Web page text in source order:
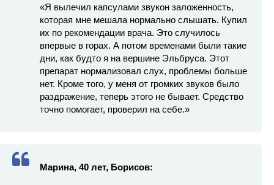
«Я вылечил капсулами звукон заложенность,
которая мне мешала нормально слышать. Купил
их по рекомендации врача. Это случилось
впервые в горах. А потом временами были такие
дни, как будто я на вершине Эльбруса. Этот
препарат нормализовал слух, проблемы больше
нет. Кроме того, у меня от громких звуков было
раздражение, теперь этого не бывает. Средство
точно помогает, проверил на себе.»
Марина, 40 лет, Борисов: